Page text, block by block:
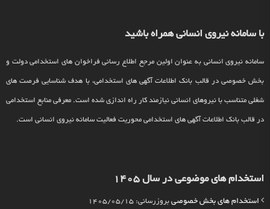
با سامانه نیروی انسانی همراه باشید
سامانه نیروی انسانی به عنوان اولین مرجع اطلاع رسانی فراخوان های استخدامی دولت و
بخش خصوصی در قالب بانک اطلاعات آگهی های استخدامی، با هدف شناسایی فرصت های
شغلی متناسب با نیروهای انسانی نیازمند کار راه اندازی شده است. معرفی منابع استخدامی
در قالب بانک اطلاعات آگهی های استخدامی محوریت فعالیت سامانه نیروی انسانی است.
استخدام های موضوعی در سال 1405
استخدام های بخش خصوصی بروزرسانی: 1405/05/15